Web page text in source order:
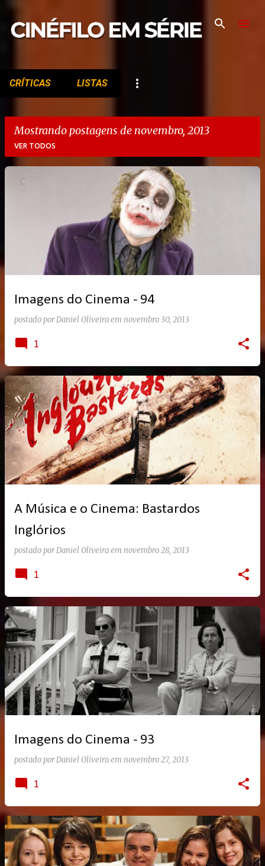
CRÍTICAS LISTAS
Mostrando postagens de novembro, 2013
VER TODOS
g
Imagens do Cinema - 94
postado porDaniel Oliveiraem novembro 30, 2013
1
A Música e o Cinema: Bastardos
Inglórios
postado porDaniel Oliveiraem novembro 28, 2013
1
Imagens do Cinema - 93
postado porDaniel Oliveiraem novembro 27, 2013
1